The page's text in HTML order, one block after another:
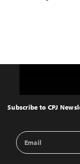
Top
Subscribe to CPJ
Email
Address